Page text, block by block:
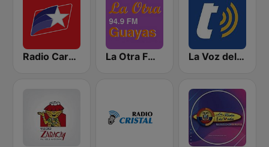
Radio Caravana La Otra FM - Guayaquil La Voz del Tomebamba